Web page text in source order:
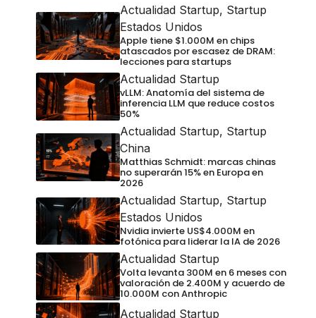
Actualidad Startup, Startup
Estados Unidos
Apple tiene $1.000M en chips
atascados por escasez de DRAM:
lecciones para startups
Actualidad Startup
vLLM: Anatomía del sistema de
inferencia LLM que reduce costos
50%
Actualidad Startup, Startup
China
Matthias Schmidt: marcas chinas
no superarán 15% en Europa en
2026
Actualidad Startup, Startup
Estados Unidos
Nvidia invierte US$4.000M en
fotónica para liderar la IA de 2026
Actualidad Startup
Volta levanta 300M en 6 meses con
valoración de 2.400M y acuerdo de
10.000M con Anthropic
Actualidad Startup